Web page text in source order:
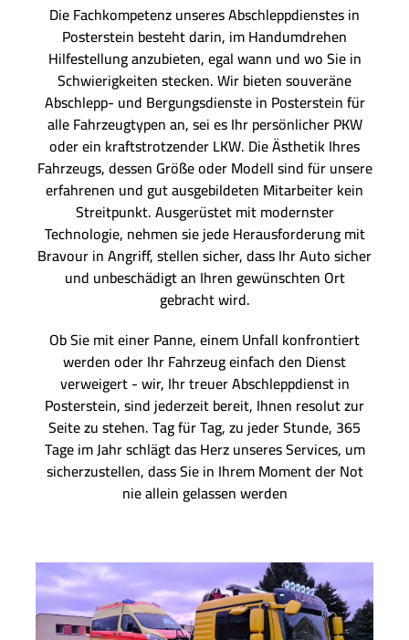
Die Fachkompetenz unseres Abschleppdienstes in
Posterstein besteht darin, im Handumdrehen
Hilfestellung anzubieten, egal wann und wo Sie in
Schwierigkeiten stecken. Wir bieten souveräne
Abschlepp- und Bergungsdienste in Posterstein für
alle Fahrzeugtypen an, sei es Ihr persönlicher PKW
oder ein kraftstrotzender LKW. Die Ästhetik Ihres
Fahrzeugs, dessen Größe oder Modell sind für unsere
erfahrenen und gut ausgebildeten Mitarbeiter kein
Streitpunkt. Ausgerüstet mit modernster
Technologie, nehmen sie jede Herausforderung mit
Bravour in Angriff, stellen sicher, dass Ihr Auto sicher
und unbeschädigt an Ihren gewünschten Ort
gebracht wird.
Ob Sie mit einer Panne, einem Unfall konfrontiert
werden oder Ihr Fahrzeug einfach den Dienst
verweigert - wir, Ihr treuer Abschleppdienst in
Posterstein, sind jederzeit bereit, Ihnen resolut zur
Seite zu stehen. Tag für Tag, zu jeder Stunde, 365
Tage im Jahr schlägt das Herz unseres Services, um
sicherzustellen, dass Sie in Ihrem Moment der Not
nie allein gelassen werden